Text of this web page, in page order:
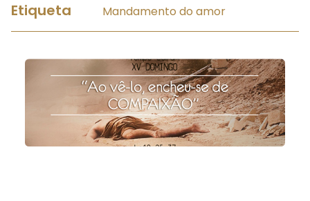
Etiqueta Mandamento do amor